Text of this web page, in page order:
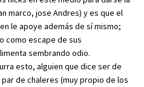
marco, jose Andres) y es que el
le apoye además de sí mismo;
como escape de sus
sembrando odio.
esto, alguien que dice ser de
de chaleres (muy propio de los